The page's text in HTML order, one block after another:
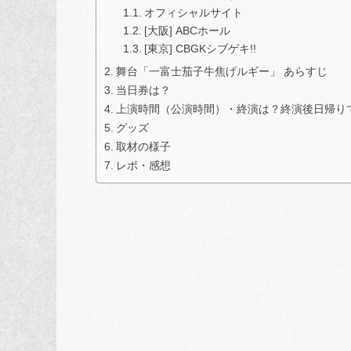
オフィシャルサイト
[大阪] ABCホール
[東京] CBGKシブゲキ!!
舞台「一富士茄子牛焦げルギー」 あらすじ
当日券は？
上演時間（公演時間）・終演は？終演後日帰り
グッズ
取材の様子
レポ・感想